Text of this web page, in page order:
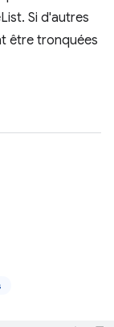
Si d'autres
être tronquées